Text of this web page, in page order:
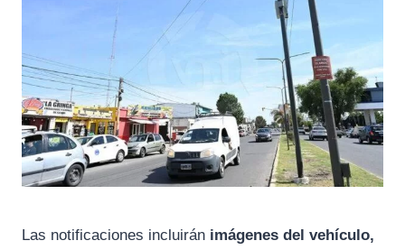
Las notificaciones incluirán imágenes del vehículo,